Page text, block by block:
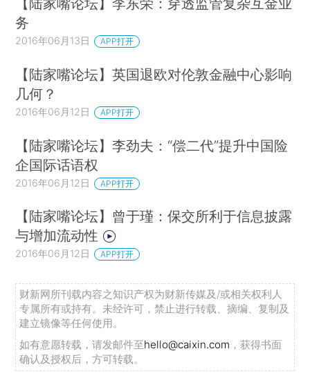
务
2016年06月13日 APP打开
【陆家嘴论坛】英国退欧对伦敦金融中心影响
几何？
2016年06月12日 APP打开
【陆家嘴论坛】李劲夫：“偿二代”提升中国险
企国际话语权
2016年06月12日 APP打开
【陆家嘴论坛】曾于瑾：保交所利于信息披露
与增加流动性
2016年06月12日 APP打开
财新网所刊载内容之知识产权为财新传媒及/或相关权利人
专属所有或持有。未经许可，禁止进行转载、摘编、复制及
建立镜像等任何使用。
如有意愿转载，请发邮件至hello@caixin.com ，获得书面
确认及授权后，方可转载。